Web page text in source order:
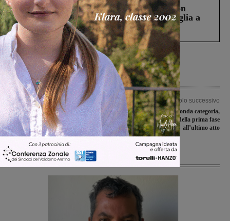
Scomparso da una struttura di Castiglion
Fiorentino l’uomo che aveva ucciso la figlia a
Levane nel 2020
Articolo precedente
Ex scuole Lambruschini, apre il
cantiere. L’opera, da oltre 6 milioni di
euro, sarà completata entro il 2024
Articolo successivo
Coppa Toscana di Seconda categoria,
i triangolari della prima fase
all’ultimo atto
Ultime Notizie